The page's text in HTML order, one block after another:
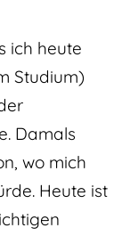
ich heute
Studium)
Damals
wo mich
Heute ist